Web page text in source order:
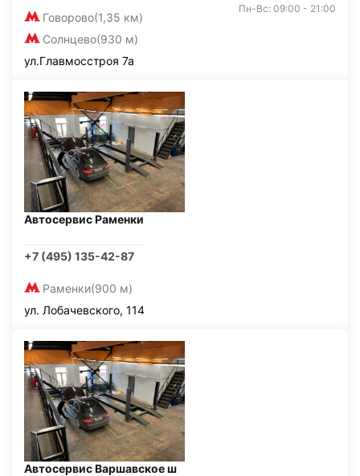
Говорово(1,35 км)
Солнцево(930 м)
Пн-Вс: 09:00 - 21:00
ул.Главмосстроя 7а
Автосервис Раменки
+7 (495) 135-42-87
Раменки(900 м)
ул. Лобачевского, 114
Автосервис Варшавское ш